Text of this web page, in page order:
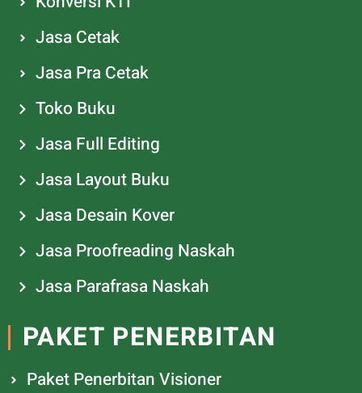
Jasa Cetak
Jasa Pra Cetak
Toko Buku
Jasa Full Editing
Jasa Layout Buku
Jasa Desain Kover
Jasa Proofreading Naskah
Jasa Parafrasa Naskah
PAKET PENERBITAN
Paket Penerbitan Visioner